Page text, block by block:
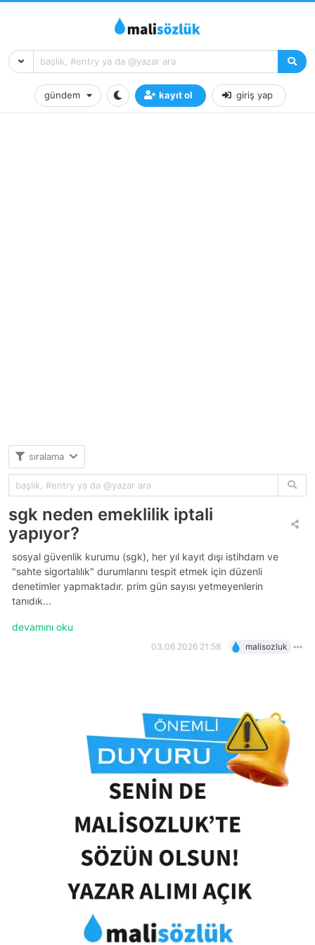
gündem kayıt ol giriş yap
sıralama
sgk neden emeklilik iptali
yapıyor?
sosyal güvenlik kurumu (sgk), her yıl kayıt dışı istihdam ve
"sahte sigortalılık" durumlarını tespit etmek için düzenli
denetimler yapmaktadır. prim gün sayısı yetmeyenlerin
tanıdık...
devamını oku
03.06.2026 21:58 malisozluk